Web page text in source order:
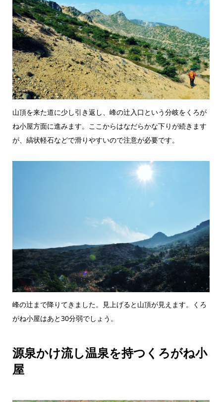
山頂を来た道に少し引き返し、峰の辻入口という分岐をくろが
ね小屋方面に進みます。ここからはなだらかな下りが続きます
が、縞状軽石などで滑りやすいので注意が必要です。
峰の辻まで降りてきました。見上げると山頂が見えます。くろ
がね小屋はあと30分弱でしょう。
源泉かけ流し温泉を持つくろがね小
屋